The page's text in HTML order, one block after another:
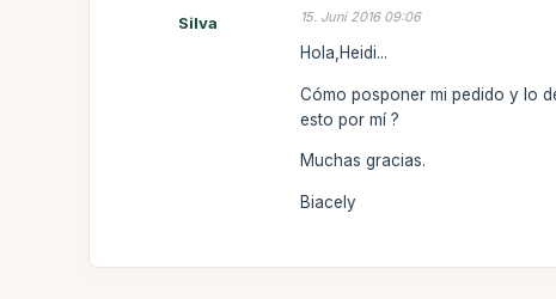
Silva 15. Juni 2016 09:06
Hola,Heidi...
Cómo posponer mi pedido y lo
esto por mí ?
Muchas gracias.
Biacely